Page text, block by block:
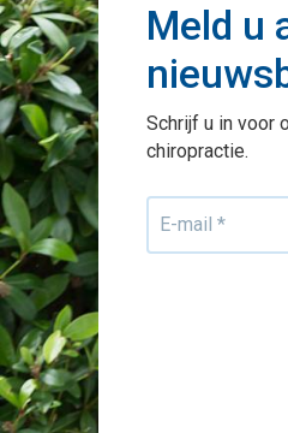
Meld u
Schrijf u in voor
chiropractie.